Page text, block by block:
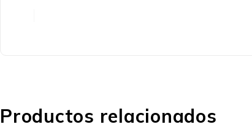
Cantidad de puertos básicos de
conmutación RJ-45 Ethernet
Productos relacionados